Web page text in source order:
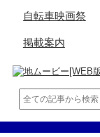
自転車映画祭
掲載案内